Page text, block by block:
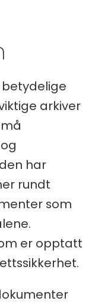
betydelige
arkiver
har
rundt
som
er opptatt